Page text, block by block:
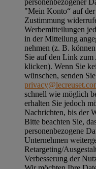
"Mein Konto“ auf der
Zustimmung
Werbemitteilungen
in der Mitteilung
nehmen (z. B.
Sie auf den Link zum
klicken). Wenn Sie
wünschen, senden
schnell wie möglich
erhalten Sie jedoch
Nachrichten, bis der
Bitte beachten Sie,
personenbezogene
Unternehmen
Retargeting/
Verbesserung der